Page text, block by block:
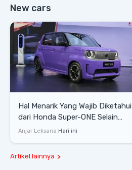
New cars
Hal Menarik Yang Wajib Diketahui
dari Honda Super-ONE Selain
Harga
Anjar Leksana Hari ini
Artikel lainnya